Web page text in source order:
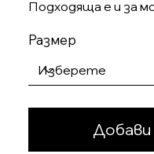
Подходяща е и за
Размер